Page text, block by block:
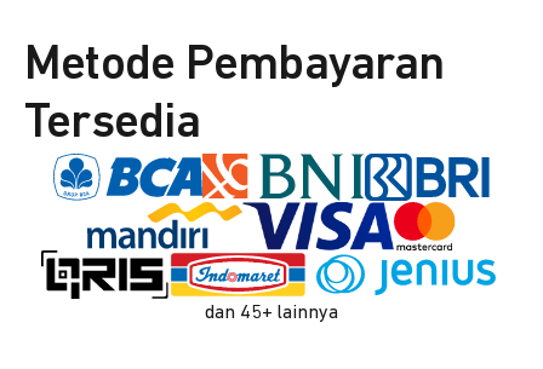
Metode Pembayaran
Tersedia
dan 45+ lainnya